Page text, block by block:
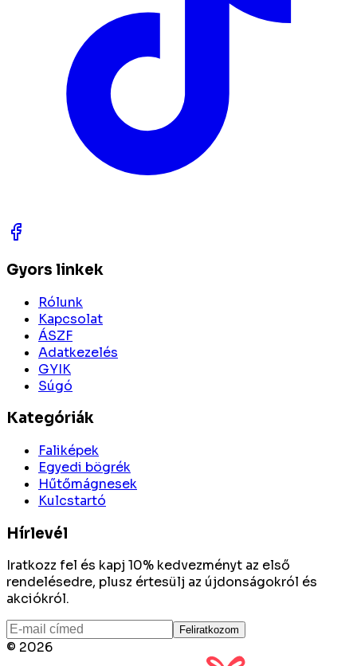
Gyors linkek
Rólunk
Kapcsolat
ÁSZF
Adatkezelés
GYIK
Súgó
Kategóriák
Faliképek
Egyedi bögrék
Hűtőmágnesek
Kulcstartó
Hírlevél
Iratkozz fel és kapj 10% kedvezményt az első
rendelésedre, plusz értesülj az újdonságokról és
akciókról.
Feliratkozom
© 2026